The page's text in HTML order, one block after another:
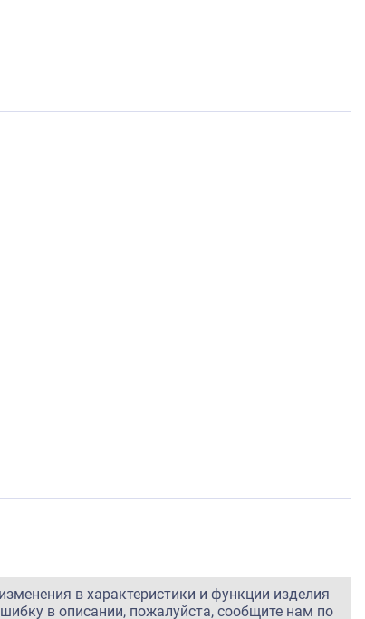
в характеристики и функции изделия
в описании, пожалуйста, сообщите нам по